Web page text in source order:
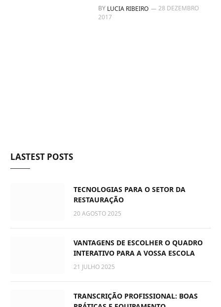
BY LUCIA RIBEIRO
28 DEZEMBRO
2017
LASTEST POSTS
TECNOLOGIAS PARA O SETOR DA
RESTAURAÇÃO
20 AGOSTO 2025
VANTAGENS DE ESCOLHER O QUADRO
INTERATIVO PARA A VOSSA ESCOLA
21 JULHO 2025
TRANSCRIÇÃO PROFISSIONAL: BOAS